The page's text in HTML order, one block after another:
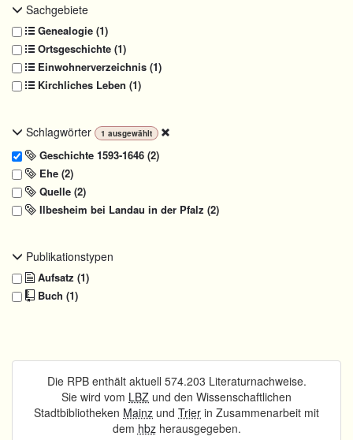
Sachgebiete
Genealogie (1)
Ortsgeschichte (1)
Einwohnerverzeichnis (1)
Kirchliches Leben (1)
Schlagwörter 1 ausgewählt
Geschichte 1593-1646 (2)
Ehe (2)
Quelle (2)
Ilbesheim bei Landau in der Pfalz (2)
Publikationstypen
Aufsatz (1)
Buch (1)
Die RPB enthält aktuell 574.203 Literaturnachweise.
Sie wird vom LBZ und den Wissenschaftlichen
Stadtbibliotheken Mainz und Trier in Zusammenarbeit mit
dem hbzherausgegeben.